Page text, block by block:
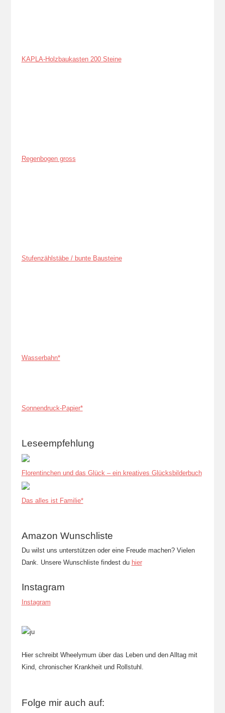
KAPLA-Holzbaukasten 200 Steine
Regenbogen gross
Stufenzählstäbe / bunte Bausteine
Wasserbahn*
Sonnendruck-Papier*
Leseempfehlung
Florentinchen und das Glück – ein kreatives Glücksbilderbuch
Das alles ist Familie*
Amazon Wunschliste
Du wilst uns unterstützen oder eine Freude machen? Vielen
Dank. Unsere Wunschliste findest du hier
Instagram
Instagram
Hier schreibt Wheelymum über das Leben und den Alltag mit
Kind, chronischer Krankheit und Rollstuhl.
Folge mir auch auf: